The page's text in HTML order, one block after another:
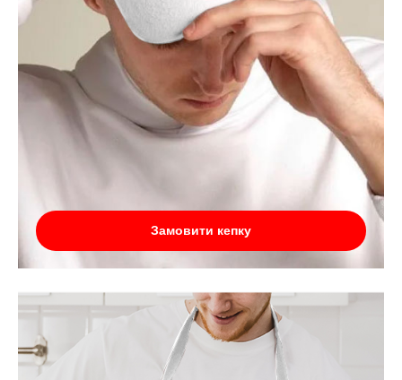
Замовити кепку